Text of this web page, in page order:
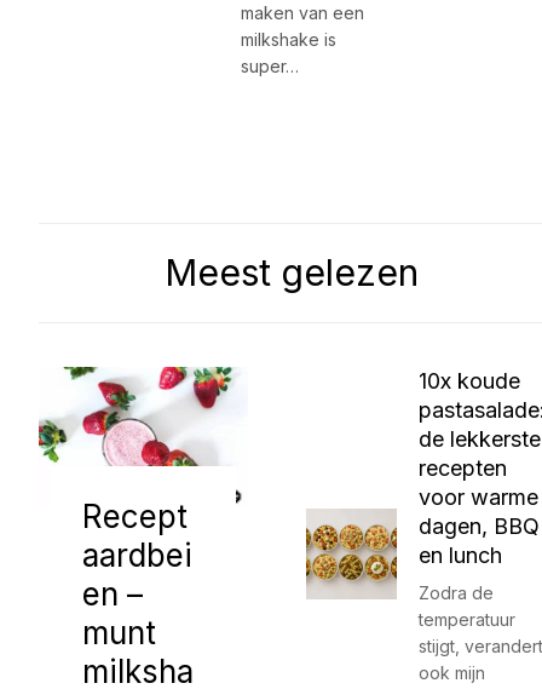
maken van een
milkshake is
super…
Meest gelezen
Recept
aardbei
en –
munt
milksha
10x koude
de lekkerste
recepten
voor warme
dagen, BBQ
en lunch
Zodra de
temperatuur
stijgt, verandert
ook mijn